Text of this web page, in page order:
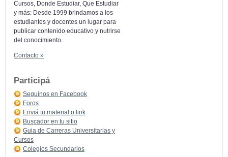
Cursos, Donde Estudiar, Que Estudiar
y más: Desde 1999 brindamos a los
estudiantes y docentes un lugar para
publicar contenido educativo y nutrirse
del conocimiento.
Contacto »
Participá
Seguinos en Facebook
Foros
Enviá tu material o link
Buscador en tu sitio
Guia de Carreras Universitarias y
Cursos
Colegios Secundarios